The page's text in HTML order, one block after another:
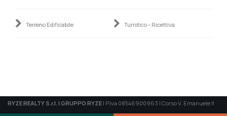
Terreno Edificabile Turistico - Ricettiva
RYZE REALTY S.r.l. | GRUPPO RYZE | P.Iva 08546900963 | Corso V. Emanuele II